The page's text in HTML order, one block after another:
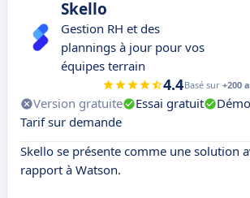
Skello
Gestion RH et des
plannings à jour pour vos
équipes terrain
4.4Basé sur +200
Version gratuite Essai gratuit
Tarif sur demande
Skello se présente comme une solution
rapport à Watson.